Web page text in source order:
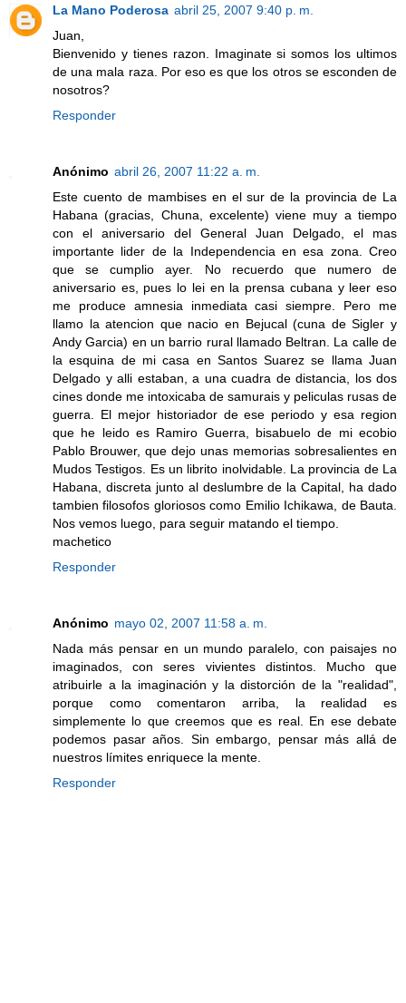
La Mano Poderosa abril 25, 2007 9:40 p. m.
Juan,
Bienvenido y tienes razon. Imaginate si somos los ultimos
de una mala raza. Por eso es que los otros se esconden de
nosotros?
Responder
Anónimo abril 26, 2007 11:22 a. m.
Este cuento de mambises en el sur de la provincia de La
Habana (gracias, Chuna, excelente) viene muy a tiempo
con el aniversario del General Juan Delgado, el mas
importante lider de la Independencia en esa zona. Creo
que se cumplio ayer. No recuerdo que numero de
aniversario es, pues lo lei en la prensa cubana y leer eso
me produce amnesia inmediata casi siempre. Pero me
llamo la atencion que nacio en Bejucal (cuna de Sigler y
Andy Garcia) en un barrio rural llamado Beltran. La calle de
la esquina de mi casa en Santos Suarez se llama Juan
Delgado y alli estaban, a una cuadra de distancia, los dos
cines donde me intoxicaba de samurais y peliculas rusas de
guerra. El mejor historiador de ese periodo y esa region
que he leido es Ramiro Guerra, bisabuelo de mi ecobio
Pablo Brouwer, que dejo unas memorias sobresalientes en
Mudos Testigos. Es un librito inolvidable. La provincia de La
Habana, discreta junto al deslumbre de la Capital, ha dado
tambien filosofos gloriosos como Emilio Ichikawa, de Bauta.
Nos vemos luego, para seguir matando el tiempo.
machetico
Responder
Anónimo mayo 02, 2007 11:58 a. m.
Nada más pensar en un mundo paralelo, con paisajes no
imaginados, con seres vivientes distintos. Mucho que
atribuirle a la imaginación y la distorción de la "realidad",
porque como comentaron arriba, la realidad es
simplemente lo que creemos que es real. En ese debate
podemos pasar años. Sin embargo, pensar más allá de
nuestros límites enriquece la mente.
Responder